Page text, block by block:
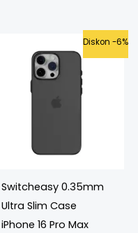
Diskon -6%
Switcheasy 0.35mm
Ultra Slim Case
iPhone 16 Pro Max
Original
price
was:
Rp399.000.